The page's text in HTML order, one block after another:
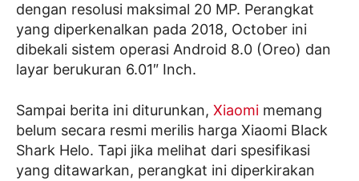
dengan resolusi maksimal 20 MP. Perangkat
yang diperkenalkan pada 2018, October ini
dibekali sistem operasi Android 8.0 (Oreo) dan
layar berukuran 6.01″ Inch.
Sampai berita ini diturunkan, Xiaomi memang
belum secara resmi merilis harga Xiaomi Black
Shark Helo. Tapi jika melihat dari spesifikasi
yang ditawarkan, perangkat ini diperkirakan